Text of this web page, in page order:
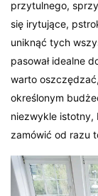
przytulnego,
się irytujące,
uniknąć tych
pasował idealne
warto
określonym
niezwykle istotny,
zamówić od razu